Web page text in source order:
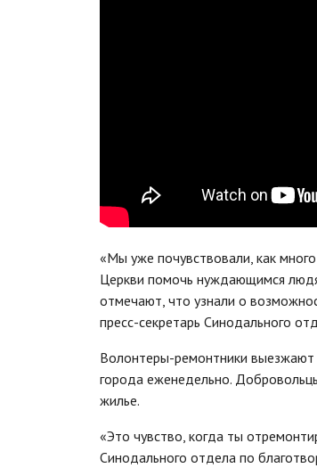
«Мы уже почувствовали, как
Церкви помочь нуждающимся
отмечают, что узнали о
пресс-секретарь Синодального
Волонтеры-ремонтники
города еженедельно.
жилье.
«Это чувство, когда ты
Синодального отдела по